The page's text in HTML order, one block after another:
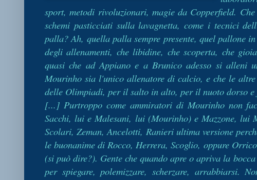
sport, metodi rivoluzionari, magie da Copperfield.
schemi pasticciati sulla lavagnetta, come i tecnici
palla? Ah, quella palla sempre presente, quel pallone
degli allenamenti, che libidine, che scoperta, che
quasi che ad Appiano e a Brunico adesso si alleni
Mourinho sia l'unico allenatore di calcio, e che le
delle Olimpiadi, per il salto in alto, per il nuoto dorso
[...] Purtroppo come ammiratori di Mourinho non
Sacchi, lui e Malesani, lui (Mourinho) e Mazzone, lui
Scolari, Zeman, Ancelotti, Ranieri ultima versione
le buonanime di Rocco, Herrera, Scoglio, oppure
(si può dire?). Gente che quando apre o apriva la
per spiegare, polemizzare, scherzare, arrabbiarsi.